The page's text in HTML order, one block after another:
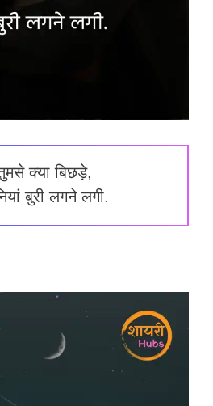
क्या बिछड़े,
बुरी लगने लगी.